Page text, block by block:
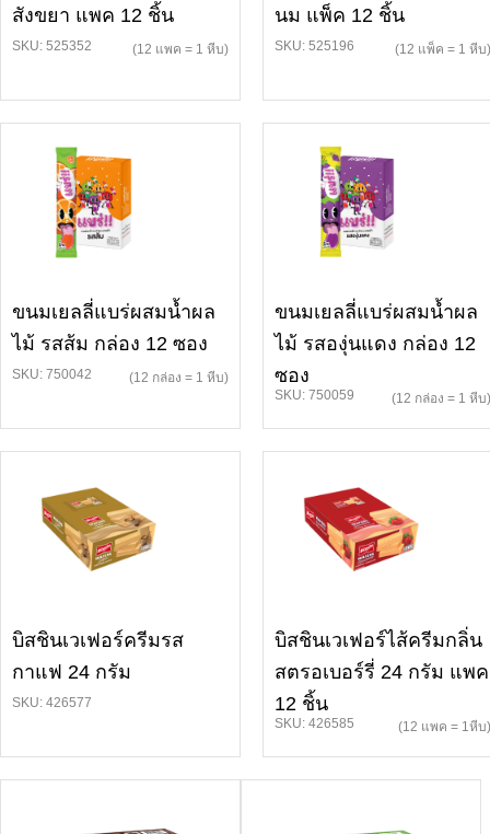
สังขยา แพค 12 ชิ้น
SKU: 525352 (12 แพค = 1 หีบ)
นม แพ็ค 12 ชิ้น
SKU: 525196 (12 แพ็ค = 1 หีบ)
ขนมเยลลี่แบร่ผสมน้ำผล
ไม้ รสส้ม กล่อง 12 ซอง
SKU: 750042 (12 กล่อง = 1 หีบ)
ขนมเยลลี่แบร่ผสมน้ำผล
ไม้ รสองุ่นแดง กล่อง 12
ซอง
SKU: 750059 (12 กล่อง = 1 หีบ)
บิสชินเวเฟอร์ครีมรส
กาแฟ 24 กรัม
SKU: 426577
บิสชินเวเฟอร์ไส้ครีมกลิ่น
สตรอเบอร์รี่ 24 กรัม แพค
12 ชิ้น
SKU: 426585 (12 แพค = 1หีบ)